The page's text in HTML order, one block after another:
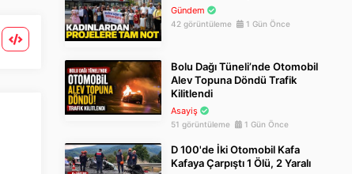
Gündem
42 görüntüleme 1 Gün Önce
Bolu Dağı Tüneli’nde Otomobil
Alev Topuna Döndü Trafik
Kilitlendi
Asayiş
51 görüntüleme 1 Gün Önce
D 100'de İki Otomobil Kafa
Kafaya Çarpıştı 1 Ölü, 2 Yaralı